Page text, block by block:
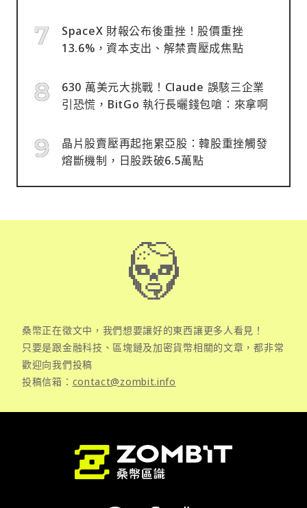
SpaceX 財報公布後重挫！股價重挫
13.6%，資本支出、解禁賣壓成焦點
630 萬美元大挑戰！Claude 誤駭三企業
引恐慌，BitGo 執行長曬錢包嗆：來拿啊
晶片股賣壓再起拖累亞股：韓股重挫觸發
熔斷機制，日股跌破6.5萬點
桑幣正在徵文中，我們想要讓好的東西讓更多人看見！
只要是跟金融科技、區塊鏈及加密貨幣相關的文章，都非常
歡迎向我們投稿
投稿信箱： contact@zombit.info